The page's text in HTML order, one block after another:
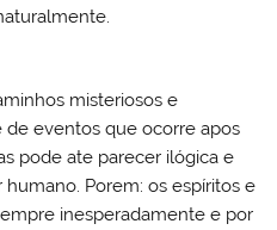
misteriosos e
de eventos que ocorre apos
pode ate parecer ilógica e
Porem: os espíritos e
inesperadamente e por